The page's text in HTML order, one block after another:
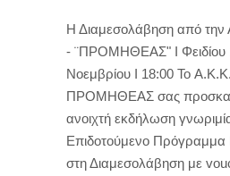
Η Διαμεσολάβηση από
- ¨ΠΡΟΜΗΘΕΑΣ" Ι Φειδίου
Νοεμβρίου Ι 18:00 Το
ΠΡΟΜΗΘΕΑΣ σας
ανοιχτή εκδήλωση
Επιδοτούμενο
στη Διαμεσολάβηση με